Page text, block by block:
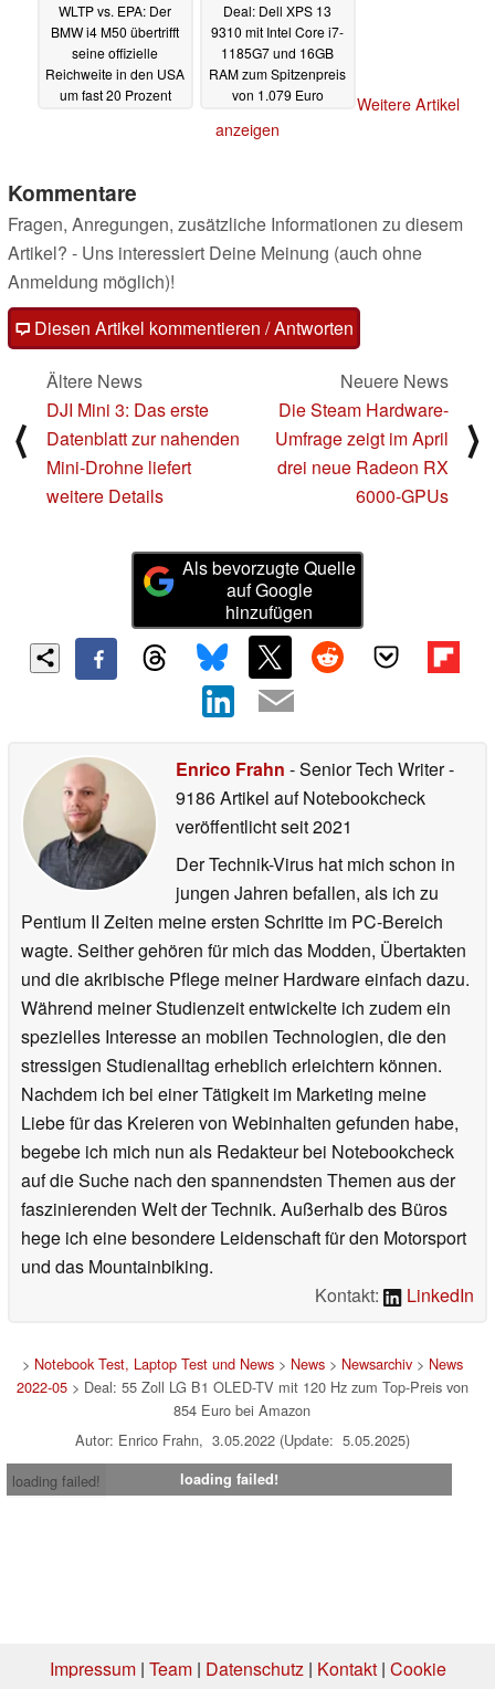
WLTP vs. EPA: Der
BMW i4 M50 übertrifft
seine offizielle
Reichweite in den USA
um fast 20 Prozent
Deal: Dell XPS 13
9310 mit Intel Core i7-
1185G7 und 16GB
RAM zum Spitzenpreis
von 1.079 Euro
Weitere Artikel
anzeigen
Kommentare
Fragen, Anregungen, zusätzliche Informationen zu diesem
Artikel? - Uns interessiert Deine Meinung (auch ohne
Anmeldung möglich)!
Diesen Artikel kommentieren / Antworten
⟨
Ältere News
DJI Mini 3: Das erste
Datenblatt zur nahenden
Mini-Drohne liefert
weitere Details
Neuere News
Die Steam Hardware-
Umfrage zeigt im April
drei neue Radeon RX
6000-GPUs
⟩
Als bevorzugte Quelle
auf Google
hinzufügen
Enrico Frahn - Senior Tech Writer-
9186 Artikel auf Notebookcheck
veröffentlichtseit 2021
Der Technik-Virus hat mich schon in
jungen Jahren befallen, als ich zu
Pentium II Zeiten meine ersten Schritte im PC-Bereich
wagte. Seither gehören für mich das Modden, Übertakten
und die akribische Pflege meiner Hardware einfach dazu.
Während meiner Studienzeit entwickelte ich zudem ein
spezielles Interesse an mobilen Technologien, die den
stressigen Studienalltag erheblich erleichtern können.
Nachdem ich bei einer Tätigkeit im Marketing meine
Liebe für das Kreieren von Webinhalten gefunden habe,
begebe ich mich nun als Redakteur bei Notebookcheck
auf die Suche nach den spannendsten Themen aus der
faszinierenden Welt der Technik. Außerhalb des Büros
hege ich eine besondere Leidenschaft für den Motorsport
und das Mountainbiking.
Kontakt:
LinkedIn
> Notebook Test, Laptop Test und News> News> Newsarchiv> News
2022-05> Deal: 55 Zoll LG B1 OLED-TV mit 120 Hz zum Top-Preis von
854 Euro bei Amazon
Autor: Enrico Frahn, 3.05.2022 (Update: 5.05.2025)
loading failed!
loading failed!
Impressum| Team| Datenschutz| Kontakt| Cookie